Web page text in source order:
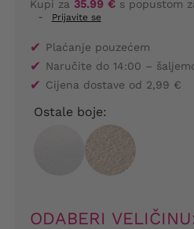
Kupi za 35.99 €s popustom
-
Prijavite se
✔ Plaćanje pouzećem
✔ Naručite do 14:00 –
✔ Cijena dostave od 2,99 €
Ostale boje:
ODABERI